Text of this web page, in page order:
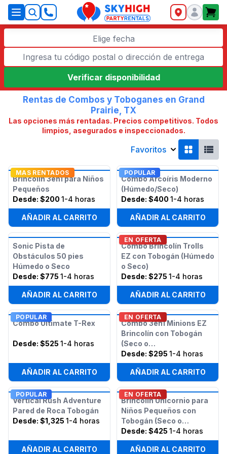
SkyHigh Logo
Elige fecha
Verificar disponibilidad
Rentas de Combos y Toboganes en Grand
Prairie, TX
Las opciones más rentadas. Precios competitivos. Todos
limpios, asegurados e inspeccionados.
Favoritos
MAS RENTADOS
Brincolín 3en1 para Niños
Pequeños
Desde: $200 1-4 horas
AÑADIR AL CARRITO
POPULAR
Combo Arcoíris Moderno
(Húmedo/Seco)
Desde: $400 1-4 horas
AÑADIR AL CARRITO
Sonic Pista de
Obstáculos 50 pies
Húmedo o Seco
Desde: $775 1-4 horas
AÑADIR AL CARRITO
EN OFERTA
Combo Brincolín Trolls
EZ con Tobogán (Húmedo
o Seco)
Desde: $275 1-4 horas
AÑADIR AL CARRITO
POPULAR
Combo Ultimate T-Rex
Desde: $525 1-4 horas
AÑADIR AL CARRITO
EN OFERTA
Combo 3en1 Minions EZ
Brincolín con Tobogán
(Seco o
Húmedo/Acuático)
Desde: $295 1-4 horas
AÑADIR AL CARRITO
POPULAR
Vertical Rush Adventure
Pared de Roca Tobogán
Desde: $1,325 1-4 horas
AÑADIR AL CARRITO
EN OFERTA
Brincolín Unicornio para
Niños Pequeños con
Tobogán (Seco o
Húmedo)
Desde: $425 1-4 horas
AÑADIR AL CARRITO